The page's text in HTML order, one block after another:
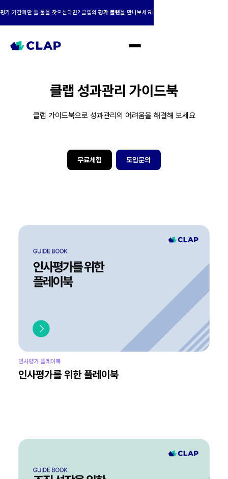
평가 기간에만 쓸 툴을 찾으신다면? 클랩의 평가 플랜을 만나보세요!
클랩 성과관리 가이드북
클랩 가이드북으로 성과관리의 어려움을 해결해 보세요
무료체험 도입문의
인사평가 플레이북
인사평가를 위한 플레이북